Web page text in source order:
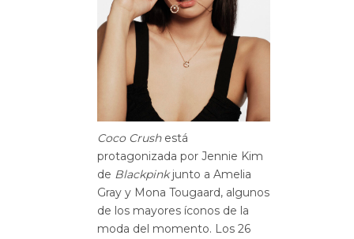
Coco Crushestá
protagonizada por Jennie Kim
de Blackpinkjunto a Amelia
Gray y Mona Tougaard, algunos
de los mayores íconos de la
moda del momento. Los 26